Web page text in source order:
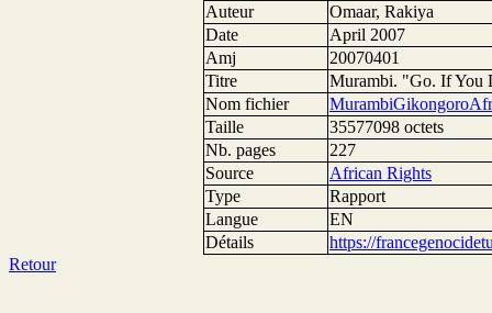
Auteur
Omaar, Rakiya
Date
April 2007
Amj
20070401
Titre
Murambi. "Go. If You
Nom fichier
Taille
35577098 octets
Nb. pages
227
Source
African Rights
Type
Rapport
Langue
EN
Détails
https://
Retour